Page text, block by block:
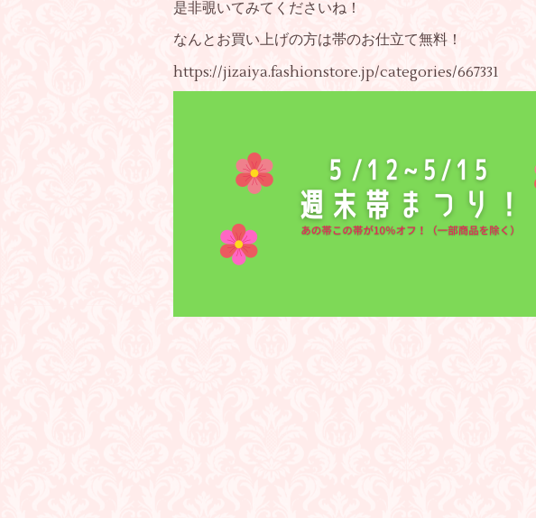
是非覗いてみてくださいね！
なんとお買い上げの方は帯のお仕立て無料！
https://jizaiya.fashionstore.jp/categories/667331